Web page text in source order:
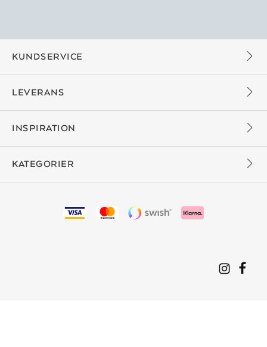
KUNDSERVICE
LEVERANS
INSPIRATION
KATEGORIER